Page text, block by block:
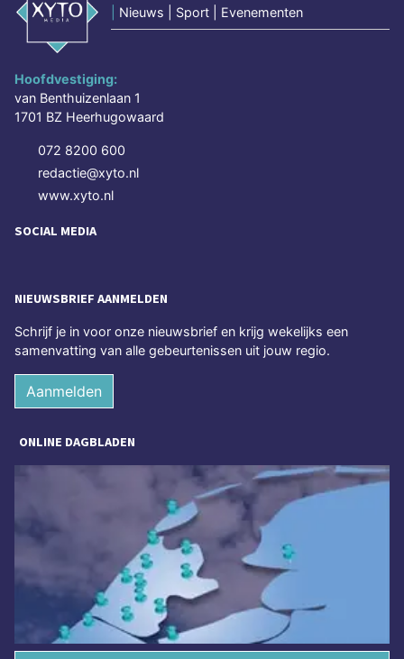
Nieuws | Sport | Evenementen
Hoofdvestiging:
van Benthuizenlaan 1
1701 BZ Heerhugowaard
072 8200 600
redactie@xyto.nl
www.xyto.nl
SOCIAL MEDIA
NIEUWSBRIEF AANMELDEN
Schrijf je in voor onze nieuwsbrief en krijg wekelijks een
samenvatting van alle gebeurtenissen uit jouw regio.
Aanmelden
ONLINE DAGBLADEN